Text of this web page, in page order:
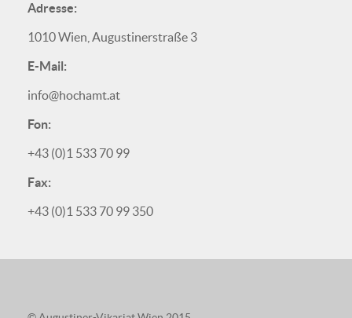
Adresse:
1010 Wien, Augustinerstraße 3
E-Mail:
info@hochamt.at
Fon:
+43 (0)1 533 70 99
Fax:
+43 (0)1 533 70 99 350